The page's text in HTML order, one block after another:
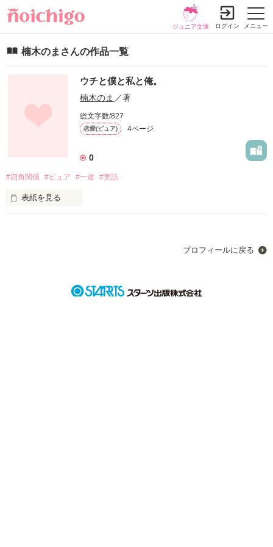
メニュー
ジュニア文庫 ログイン
楠木のまさんの作品一覧
ウチと僕と私と俺。
楠木のま ／著
総文字数/827
恋愛(ピュア) 4ページ
0
#四角関係 #ピュア #一途 #実話
表紙を見る
プロフィールに戻る